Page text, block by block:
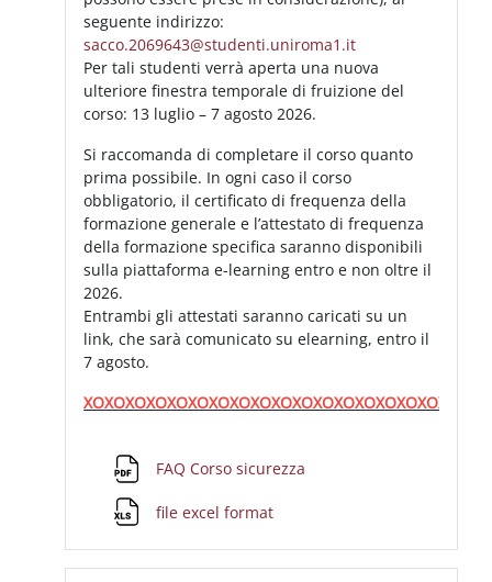
seguente indirizzo:
sacco.2069643@studenti.uniroma1.it
Per tali studenti verrà aperta una nuova
ulteriore finestra temporale di fruizione del
corso: 13 luglio – 7 agosto 2026.
Si raccomanda di completare il corso quanto
prima possibile. In ogni caso il corso
obbligatorio, il certificato di frequenza della
formazione generale e l’attestato di frequenza
della formazione specifica saranno disponibili
sulla piattaforma e-learning entro e non oltre il
2026.
Entrambi gli attestati saranno caricati su un
link, che sarà comunicato su elearning, entro il
7 agosto.
FAQ Corso sicurezza
file excel format